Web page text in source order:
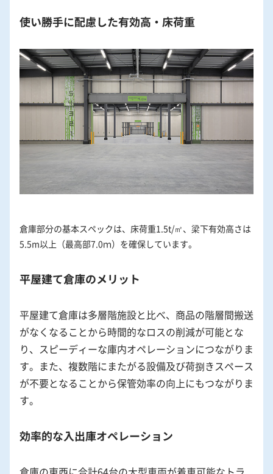
使い勝手に配慮した有効高・床荷重
倉庫部分の基本スペックは、床荷重1.5t/㎡、梁下有効高さは
5.5m以上（最高部7.0ｍ）を確保しています。
平屋建て倉庫のメリット
平屋建て倉庫は多層階施設と比べ、商品の階層間搬送
がなくなることから時間的なロスの削減が可能とな
り、スピーディーな庫内オペレーションにつながりま
す。また、複数階にまたがる設備及び荷捌きスペース
が不要となることから保管効率の向上にもつながりま
す。
効率的な入出庫オペレーション